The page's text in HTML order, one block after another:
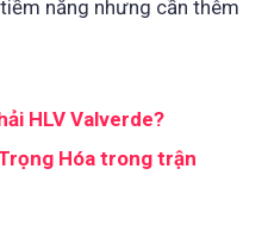
năng nhưng cần thêm
HLV Valverde?
Hóa trong trận